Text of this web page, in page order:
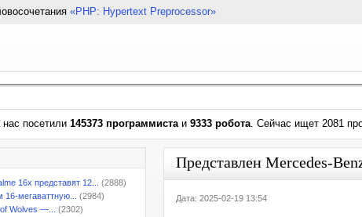
«PHP: Hypertext Preprocessor»
посетили 145373 программистаи 9333 робота. Сейчас ищет 2081
16x представят 12...
(2888)
мегаваттную...
(2984)
Wolves —...
(2302)
Представлен Mercedes-
Дата: 2025-02-19 13:54